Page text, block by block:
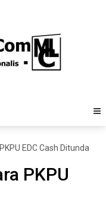
EDC Cash Ditunda
PKPU